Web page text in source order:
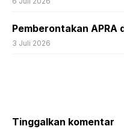
Pemberontakan APRA
3 Juli 2026
Tinggalkan komentar